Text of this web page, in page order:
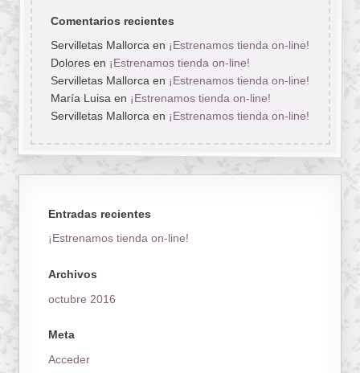
Comentarios recientes
Servilletas Mallorca en ¡Estrenamos tienda on-line!
Doloresen ¡Estrenamos tienda on-line!
Servilletas Mallorca en ¡Estrenamos tienda on-line!
María Luisa en ¡Estrenamos tienda on-line!
Servilletas Mallorca en ¡Estrenamos tienda on-line!
Entradas recientes
¡Estrenamos tienda on-line!
Archivos
octubre 2016
Meta
Acceder